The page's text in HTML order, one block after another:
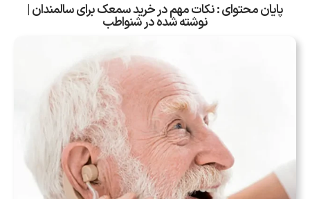
پایان محتوای : نکات مهم در خرید سمعک برای سالمندان |
نوشته شده در شنواطب